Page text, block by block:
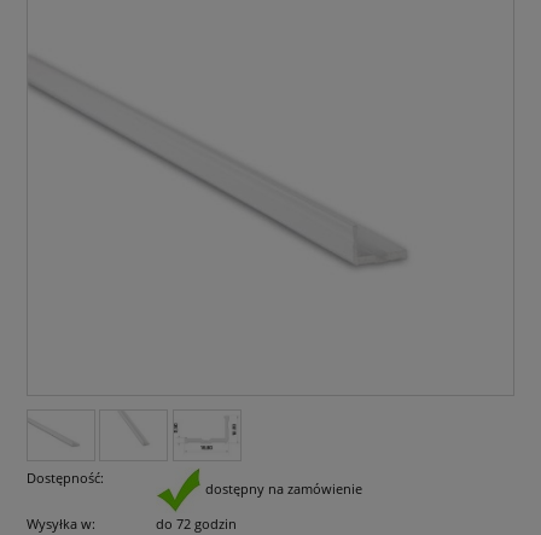
Dostępność:
dostępny na zamówienie
Wysyłka w:
do 72 godzin